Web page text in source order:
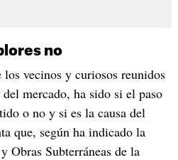
no
vecinos y curiosos reunidos
mercado, ha sido si el paso
o no y si es la causa del
que, según ha indicado la
Obras Subterráneas de la